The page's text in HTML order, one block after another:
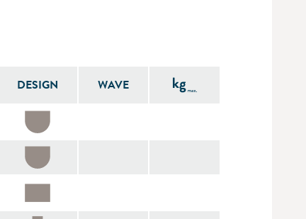
DESIGN WAVE